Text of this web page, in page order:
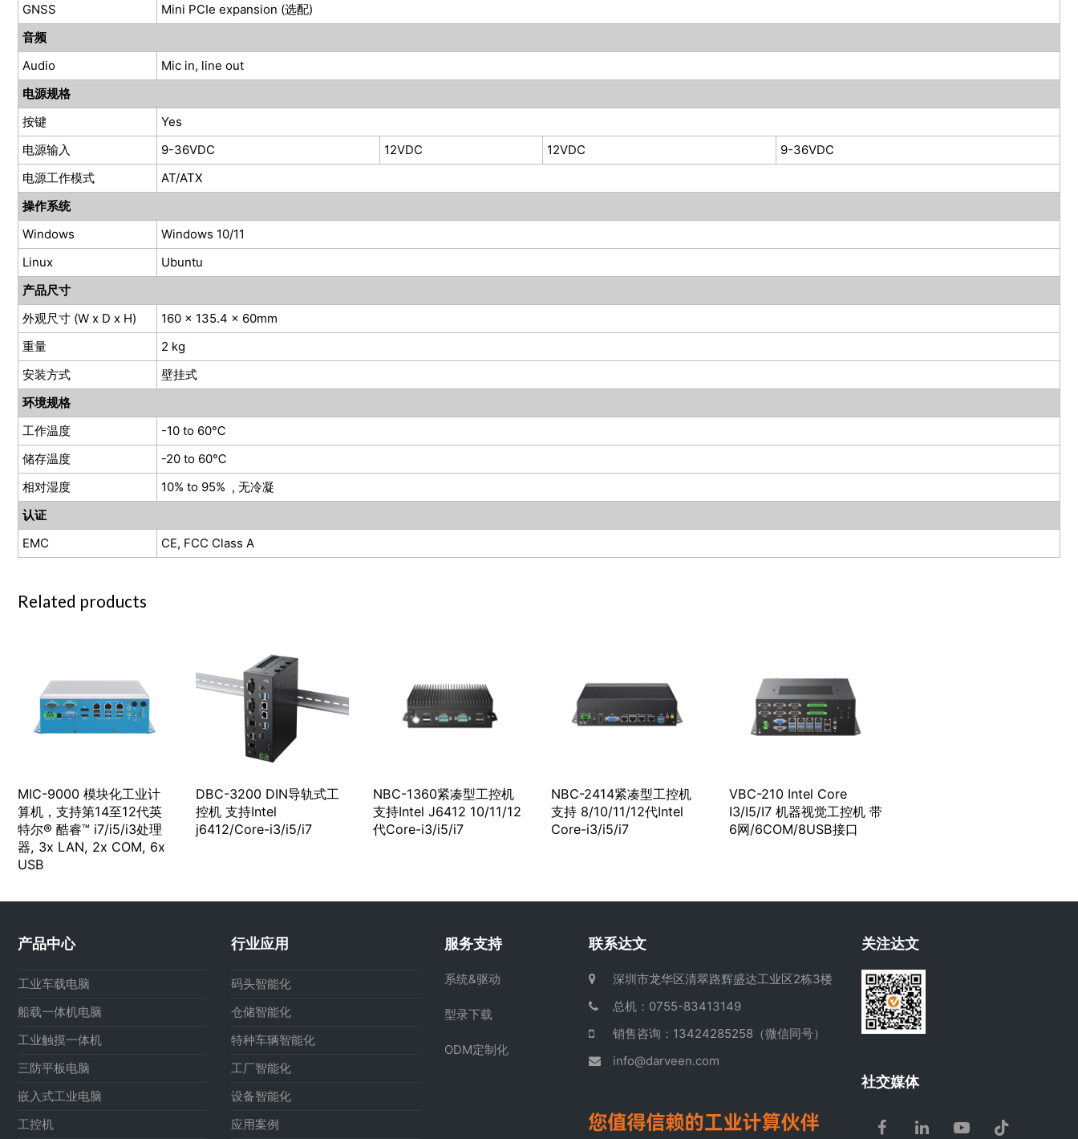
GNSS
Mini PCIe expansion (选配)
音频
Audio
Mic in, line out
电源规格
按键
Yes
电源输入
9-36VDC 12VDC 12VDC
9-36VDC
电源工作模式
AT/ATX
操作系统
Windows
Windows 10/11
Linux
Ubuntu
产品尺寸
外观尺寸 (W x D x H)
160 x 135.4 x 60mm
重量
2 kg
安装方式
壁挂式
环境规格
工作温度
-10 to 60℃
储存温度
-20 to 60℃
相对湿度
10% to 95% , 无冷凝
认证
EMC
CE, FCC Class A
Related products
MIC-9000 模块化⼯业计
算机，⽀持第14⾄12代英
特尔® 酷睿™ i7/i5/i3处理
器, 3x LAN, 2x COM, 6x
USB
DBC-3200 DIN导轨式工
控机 支持Intel
j6412/Core-i3/i5/i7
NBC-1360紧凑型工控机
支持Intel J6412 10/11/12
代Core-i3/i5/i7
NBC-2414紧凑型工控机
支持 8/10/11/12代Intel
Core-i3/i5/i7
VBC-210 Intel Core
I3/I5/I7 机器视觉工控机 带
6网/6COM/8USB接口
产品中心
工业车载电脑
船载一体机电脑
工业触摸一体机
三防平板电脑
嵌入式工业电脑
工控机
行业应用
码头智能化
仓储智能化
特种车辆智能化
工厂智能化
设备智能化
应用案例
服务支持
系统&驱动
型录下载
ODM定制化
联系达文
深圳市龙华区清翠路辉盛达工业区2栋3楼
总机：0755-83413149
销售咨询：13424285258（微信同号）
info@darveen.com
关注达文
社交媒体
Facebook
LinkedInYoutubeTiktok